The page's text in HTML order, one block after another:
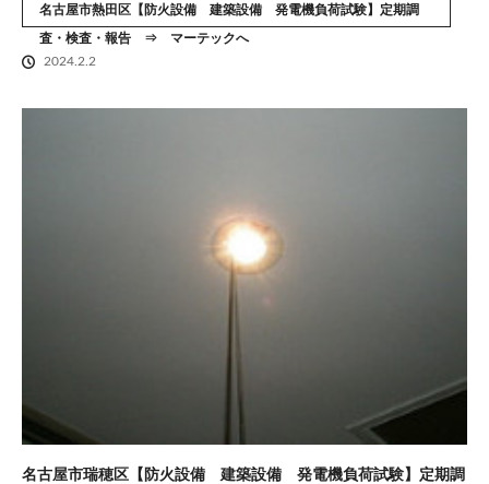
名古屋市熱田区【防火設備 建築設備 発電機負荷試験】定期調
査・検査・報告 ⇒ マーテックへ
2024.2.2
名古屋市瑞穂区【防火設備 建築設備 発電機負荷試験】定期調